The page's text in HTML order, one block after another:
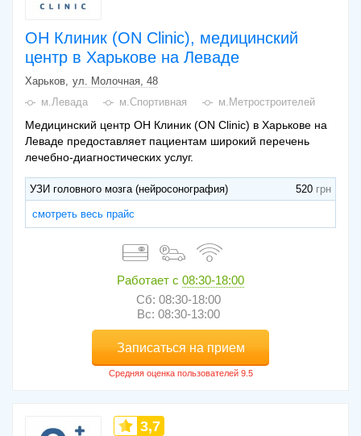
ОН Клиник (ON Clinic), медицинский
центр в Харькове на Леваде
Харьков ул. Молочная, 48
м.Левада
м.Спортивная м.Метростроителей
Медицинский центр ОН Клиник (ON Clinic) в Харькове на
Леваде предоставляет пациентам широкий перечень
лечебно-диагностических услуг.
УЗИ головного мозга (нейросонография) 520
смотреть весь прайс
Работает с 08:30-18:00
Сб: 08:30-18:00
Вс: 08:30-13:00
Записаться на прием
3,7